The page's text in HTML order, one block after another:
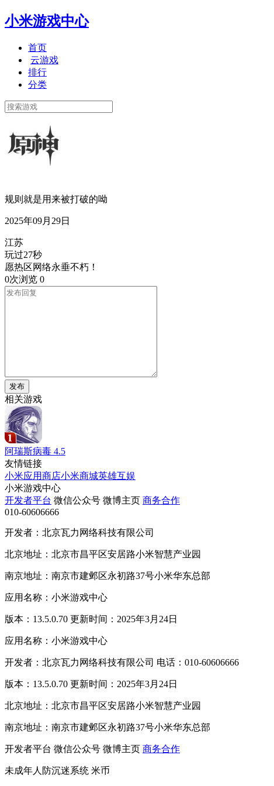
小米游戏中心
首页
云游戏
排行
分类
规则就是用来被打破的呦
2025年09月29日
江苏
玩过27秒
愿热区网络永垂不朽！
0次浏览 0
发布
相关游戏
阿瑞斯病毒 4.5
友情链接
小米应用商店小米商城英雄互娱
小米游戏中心
开发者平台 微信公众号 微博主页 商务合作
010-60606666
开发者：北京瓦力网络科技有限公司
北京地址：北京市昌平区安居路小米智慧产业园
南京地址：南京市建邺区永初路37号小米华东总部
应用名称：小米游戏中心
版本：13.5.0.70 更新时间：2025年3月24日
应用名称：小米游戏中心
开发者：北京瓦力网络科技有限公司 电话：010-60606666
版本：13.5.0.70 更新时间：2025年3月24日
北京地址：北京市昌平区安居路小米智慧产业园
南京地址：南京市建邺区永初路37号小米华东总部
开发者平台 微信公众号 微博主页 商务合作
未成年人防沉迷系统 米币